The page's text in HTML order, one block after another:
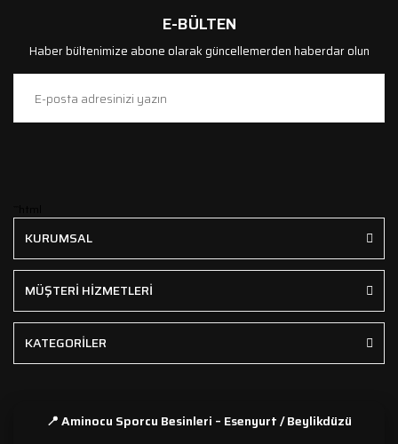
E-BÜLTEN
Haber bültenimize abone olarak güncellemerden haberdar olun
KURUMSAL
MÜŞTERİ HİZMETLERİ
KATEGORİLER
📍 Aminocu Sporcu Besinleri – Esenyurt / Beylikdüzü